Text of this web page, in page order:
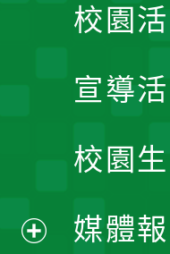
校園
宣導
校園
媒體